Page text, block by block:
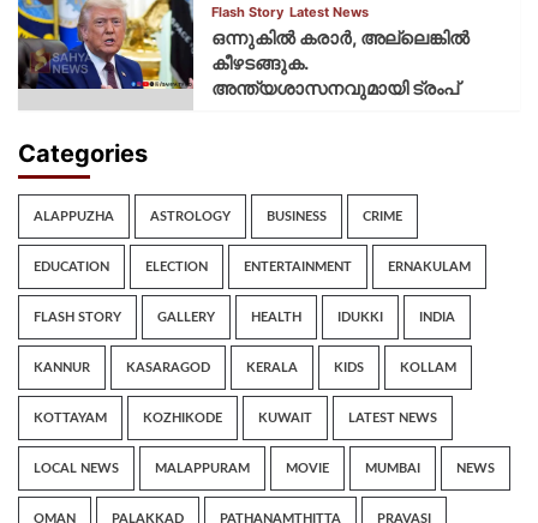
Flash Story Latest News
ഒന്നുകില്‍ കരാര്‍, അല്ലെങ്കില്‍
കീഴടങ്ങുക.
അന്ത്യശാസനവുമായി ട്രംപ്
Categories
ALAPPUZHA ASTROLOGY BUSINESS CRIME
EDUCATION ELECTION ENTERTAINMENT ERNAKULAM
FLASH STORY GALLERY HEALTH IDUKKI INDIA
KANNUR KASARAGOD KERALA KIDS KOLLAM
KOTTAYAM KOZHIKODE KUWAIT LATEST NEWS
LOCAL NEWS MALAPPURAM MOVIE MUMBAI NEWS
OMAN PALAKKAD PATHANAMTHITTA PRAVASI